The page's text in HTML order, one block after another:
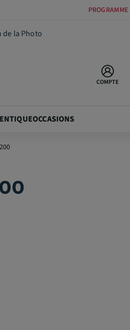
PAYER VOTRE MATÉRIEL
de la Photo
COMPTE
OCCASIONS
26,90 €